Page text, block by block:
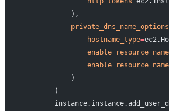
            ),
            private_dns_name_options
                hostname_type
=
            )
        )